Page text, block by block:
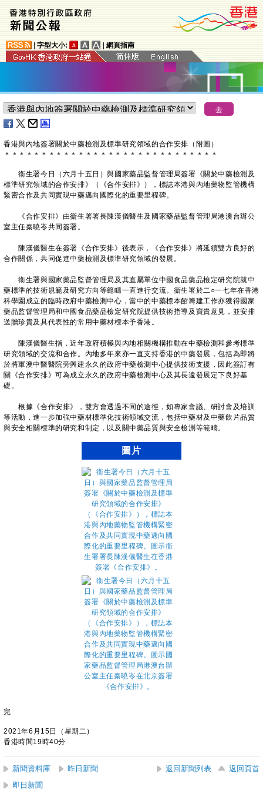
字型大小: 網頁指南
香港與內地簽署關於中藥檢測及標準研究領域的合作安排（附圖）
＊ ＊ ＊ ＊ ＊ ＊ ＊ ＊ ＊ ＊ ＊ ＊ ＊ ＊ ＊ ＊ ＊ ＊ ＊ ＊ ＊ ＊ ＊ ＊ ＊ ＊ ＊ ＊ ＊
衞生署今日（六月十五日）與國家藥品監督管理局簽署《關於中藥檢測及
標準研究領域的合作安排》（《合作安排》），標誌本港與內地藥物監管機構
緊密合作及共同實現中藥邁向國際化的重要里程碑。
《合作安排》由衞生署署長陳漢儀醫生及國家藥品監督管理局港澳台辦公
室主任秦曉岺共同簽署。
陳漢儀醫生在簽署《合作安排》後表示，《合作安排》將延續雙方良好的
合作關係，共同促進中藥檢測及標準研究領域的發展。
衞生署與國家藥品監督管理局及其直屬單位中國食品藥品檢定研究院就中
藥標準的技術規範及研究方向等範疇一直進行交流。衞生署於二○一七年在香港
科學園成立的臨時政府中藥檢測中心，當中的中藥標本館籌建工作亦獲得國家
藥品監督管理局和中國食品藥品檢定研究院提供技術指導及寶貴意見，並安排
送贈珍貴及具代表性的常用中藥材標本予香港。
陳漢儀醫生指，近年政府積極與內地相關機構推動在中藥檢測和參考標準
研究領域的交流和合作。內地多年來亦一直支持香港的中藥發展，包括為即將
於將軍澳中醫醫院旁興建永久的政府中藥檢測中心提供技術支援，因此簽訂有
關《合作安排》可為成立永久的政府中藥檢測中心及其長遠發展定下良好基
礎。
根據《合作安排》，雙方會透過不同的途徑，如專家會議、研討會及培訓
等活動，進一步加強中藥材標準化技術領域交流，包括中藥材及中藥飲片品質
與安全相關標準的研究和制定，以及關中藥品質與安全檢測等範疇。
圖片
完
2021年6月15日（星期二）
香港時間19時40分
新聞資料庫 昨日新聞 返回新聞列表
返回頁首
即日新聞